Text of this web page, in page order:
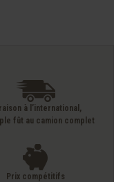
à l’international,
fût au camion complet
Prix compétitifs